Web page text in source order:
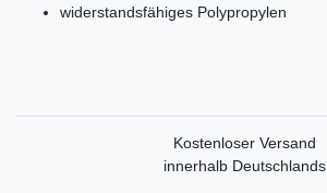
widerstandsfähiges Polypropylen
Kostenloser Versand
innerhalb Deutschlands